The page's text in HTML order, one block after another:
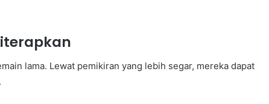
lama. Lewat pemikiran yang lebih segar, mereka dapat